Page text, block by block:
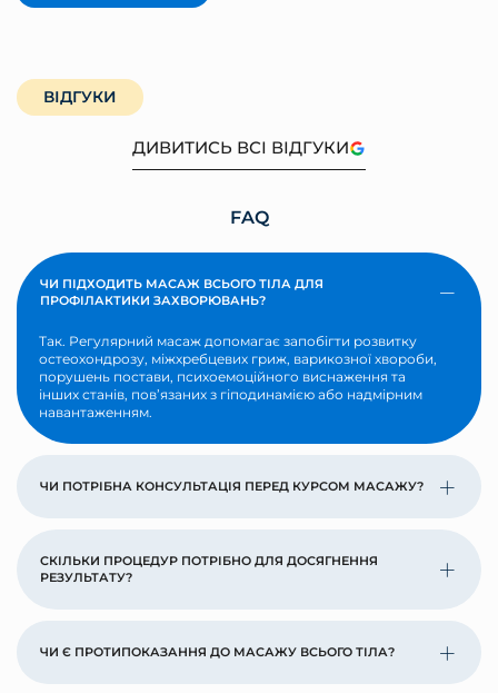
ВІДГУКИ
ДИВИТИСЬ ВСІ ВІДГУКИ
FAQ
ЧИ ПІДХОДИТЬ МАСАЖ ВСЬОГО ТІЛА ДЛЯ
ПРОФІЛАКТИКИ ЗАХВОРЮВАНЬ?
Так. Регулярний масаж допомагає запобігти розвитку
остеохондрозу, міжхребцевих гриж, варикозної хвороби,
порушень постави, психоемоційного виснаження та
інших станів, пов’язаних з гіподинамією або надмірним
навантаженням.
ЧИ ПОТРІБНА КОНСУЛЬТАЦІЯ ПЕРЕД КУРСОМ МАСАЖУ?
СКІЛЬКИ ПРОЦЕДУР ПОТРІБНО ДЛЯ ДОСЯГНЕННЯ
РЕЗУЛЬТАТУ?
ЧИ Є ПРОТИПОКАЗАННЯ ДО МАСАЖУ ВСЬОГО ТІЛА?